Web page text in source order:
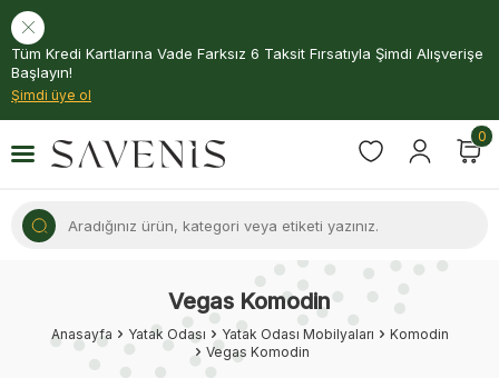
Tüm Kredi Kartlarına Vade Farksız 6 Taksit Fırsatıyla Şimdi Alışverişe
Başlayın!
Şimdi üye ol
0
Vegas Komodin
Anasayfa Yatak Odası Yatak Odası Mobilyaları
Komodin
Vegas Komodin